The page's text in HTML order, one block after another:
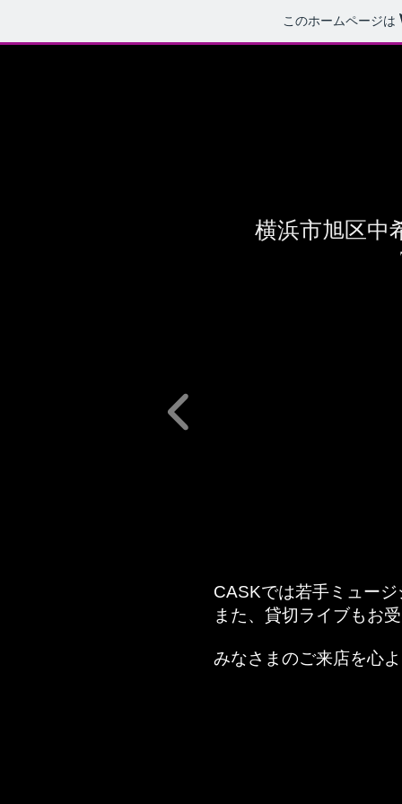
このホームページは
横浜市旭区中
CASKでは若手ミュー
また、貸切ライブもお
みなさまのご来店を心